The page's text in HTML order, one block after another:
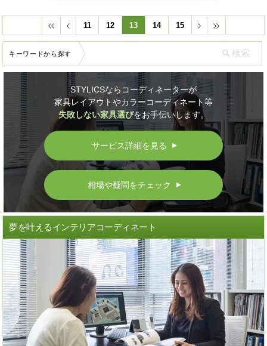
11 12 13 14 15
キーワードから探す
STYLICSならコーディネーターが
家具レイアウトやカラーコーディネート等
失敗しない家具選びをお手伝いします。
サービス詳細を見る ▲
相場や疑問をチェック ▲
夢を叶えるインテリアコーディネート